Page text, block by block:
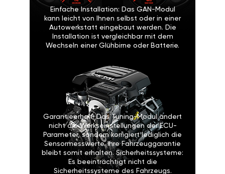
Einfache Installation: Das GAN-Modul
kann leicht von Ihnen selbst oder in einer
Autowerkstatt eingebaut werden. Die
Installation ist vergleichbar mit dem
Wechseln einer Glühbirne oder Batterie.
Garantieerhalt: Das Tuning-Modul ändert
nicht die Werkseinstellungen der ECU-
Parameter, sondern korrigiert lediglich die
Sensormesswerte. Ihre Fahrzeuggarantie
bleibt somit erhalten. Sicherheitssysteme:
Es beeinträchtigt nicht die
Sicherheitssysteme des Fahrzeugs.